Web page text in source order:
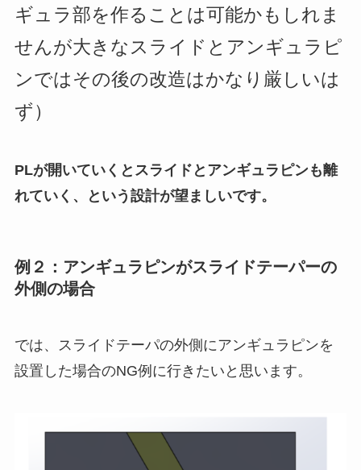
ギュラ部を作ることは可能かもしれま
せんが大きなスライドとアンギュラピ
ンではその後の改造はかなり厳しいは
ず）
PLが開いていくとスライドとアンギュラピンも離
れていく、という設計が望ましいです。
例２：アンギュラピンがスライドテーパーの
外側の場合
では、スライドテーパの外側にアンギュラピンを
設置した場合のNG例に行きたいと思います。